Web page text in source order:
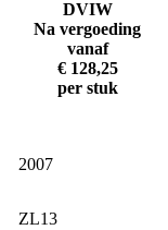
DVIW
Na vergoeding
vanaf
€ 128,25
per stuk
2007
ZL13